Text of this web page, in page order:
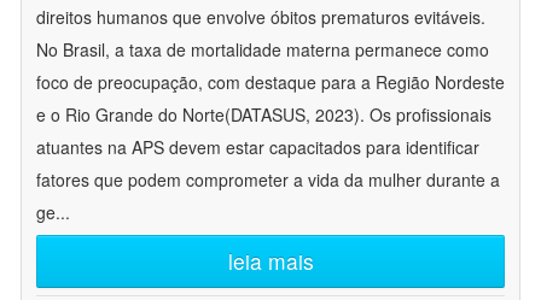
direitos humanos que envolve óbitos prematuros evitáveis.
No Brasil, a taxa de mortalidade materna permanece como
foco de preocupação, com destaque para a Região Nordeste
e o Rio Grande do Norte(DATASUS, 2023). Os profissionais
atuantes na APS devem estar capacitados para identificar
fatores que podem comprometer a vida da mulher durante a
ge...
leia mais